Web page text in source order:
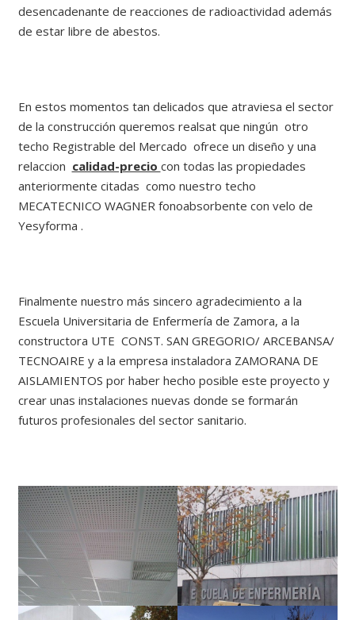
desencadenante de reacciones de radioactividad además
de estar libre de abestos.
En estos momentos tan delicados que atraviesa el sector
de la construcción queremos realsat que ningún otro
techo Registrable del Mercado ofrece un diseño y una
relaccion calidad-precio con todas las propiedades
anteriormente citadas como nuestro techo
MECATECNICO WAGNER fonoabsorbente con velo de
Yesyforma .
Finalmente nuestro más sincero agradecimiento a la
Escuela Universitaria de Enfermería de Zamora, a la
constructora UTE CONST. SAN GREGORIO/ ARCEBANSA/
TECNOAIRE y a la empresa instaladora ZAMORANA DE
AISLAMIENTOS por haber hecho posible este proyecto y
crear unas instalaciones nuevas donde se formarán
futuros profesionales del sector sanitario.